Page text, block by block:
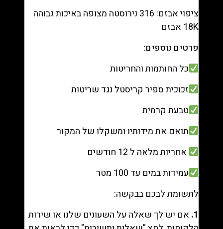
ציפוי אבזם: 316 נירוסטה מצופה באיכות גבוהה
18K אבזם
פרטים נוספים:
כל החותמות והחריטות
זכוכית ספיר קריסטל נגד שריטות
טבעת קרמית
תואם את מידותיו ומשקלו של המקור
אחריות מלאה ל 12 חודשים
עמידות במים עד 100 מטר
לתשומת לבכם בבקשה:
1. אם יש לך שאלה על השעונים שלנו או שירות